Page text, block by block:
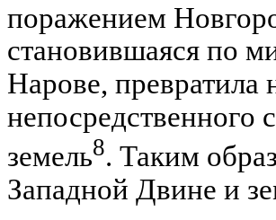
поражением
становившаяся по
Нарове,
непосредственного
земель8. Таким
Западной Двине и